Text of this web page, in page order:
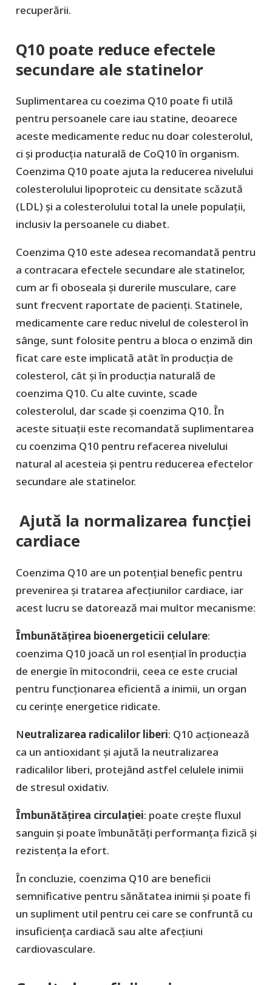
recuperării.
Q10 poate reduce efectele
secundare ale statinelor
Suplimentarea cu coezima Q10 poate fi utilă
pentru persoanele care iau statine, deoarece
aceste medicamente reduc nu doar colesterolul,
ci și producția naturală de CoQ10 în organism.
Coenzima Q10 poate ajuta la reducerea nivelului
colesterolului lipoproteic cu densitate scăzută
(LDL) și a colesterolului total la unele populații,
inclusiv la persoanele cu diabet.
Coenzima Q10 este adesea recomandată pentru
a contracara efectele secundare ale statinelor,
cum ar fi oboseala și durerile musculare, care
sunt frecvent raportate de pacienți. Statinele,
medicamente care reduc nivelul de colesterol în
sânge, sunt folosite pentru a bloca o enzimă din
ficat care este implicată atât în producția de
colesterol, cât și în producția naturală de
coenzima Q10. Cu alte cuvinte, scade
colesterolul, dar scade și coenzima Q10. În
aceste situații este recomandată suplimentarea
cu coenzima Q10 pentru refacerea nivelului
natural al acesteia și pentru reducerea efectelor
secundare ale statinelor.
Ajută la normalizarea funcției
cardiace
Coenzima Q10 are un potențial benefic pentru
prevenirea și tratarea afecțiunilor cardiace, iar
acest lucru se datorează mai multor mecanisme:
Îmbunătățirea bioenergeticii celulare:
coenzima Q10 joacă un rol esențial în producția
de energie în mitocondrii, ceea ce este crucial
pentru funcționarea eficientă a inimii, un organ
cu cerințe energetice ridicate.
Neutralizarea radicalilor liberi: Q10 acționează
ca un antioxidant și ajută la neutralizarea
radicalilor liberi, protejând astfel celulele inimii
de stresul oxidativ.
Îmbunătățirea circulației: poate crește fluxul
sanguin și poate îmbunătăți performanța fizică și
rezistența la efort.
În concluzie, coenzima Q10 are beneficii
semnificative pentru sănătatea inimii și poate fi
un supliment util pentru cei care se confruntă cu
insuficiența cardiacă sau alte afecțiuni
cardiovasculare.